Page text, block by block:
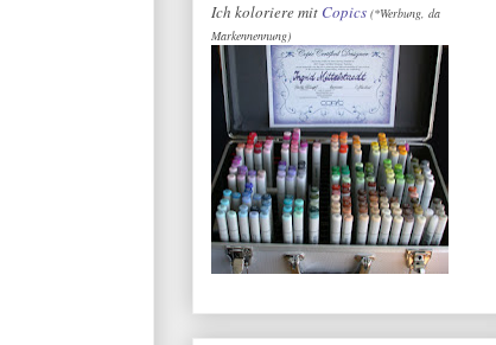
Ich koloriere mit Copics (*Werbung, da
Markennennung)